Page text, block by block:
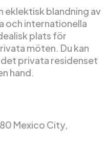
eklektisk blandning av
och internationella
plats för
möten. Du kan
privata residenset
hand.
Mexico City,